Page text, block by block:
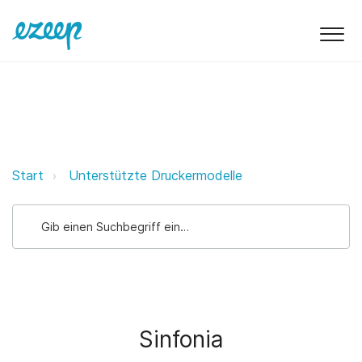
Sinfonia ezeep Support Support
Start Unterstützte Druckermodelle
Sinfonia